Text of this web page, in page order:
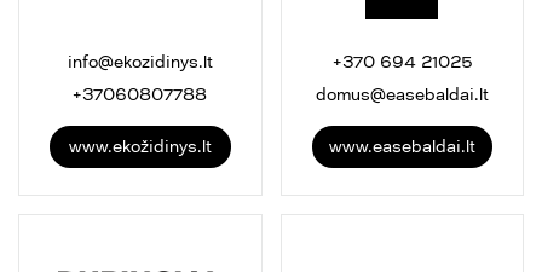
info@ekozidinys.lt
+37060807788
www.ekožidinys.lt
+370 694 21025
domus@easebaldai.lt
www.easebaldai.lt